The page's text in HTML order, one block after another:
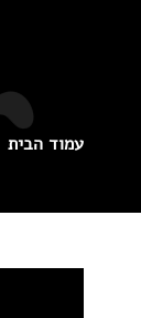
עמוד הבית